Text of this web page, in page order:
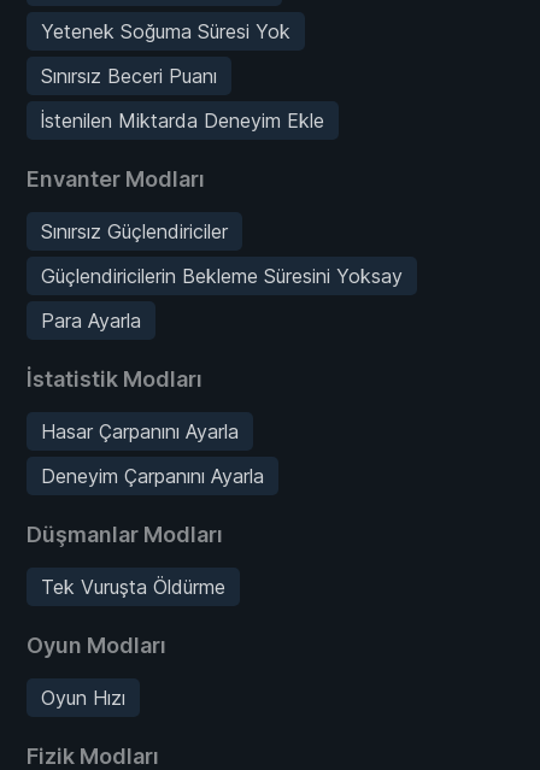
Yetenek Soğuma Süresi Yok
Sınırsız Beceri Puanı
İstenilen Miktarda Deneyim Ekle
Envanter Modları
Sınırsız Güçlendiriciler
Güçlendiricilerin Bekleme Süresini Yoksay
Para Ayarla
İstatistik Modları
Hasar Çarpanını Ayarla
Deneyim Çarpanını Ayarla
Düşmanlar Modları
Tek Vuruşta Öldürme
Oyun Modları
Oyun Hızı
Fizik Modları